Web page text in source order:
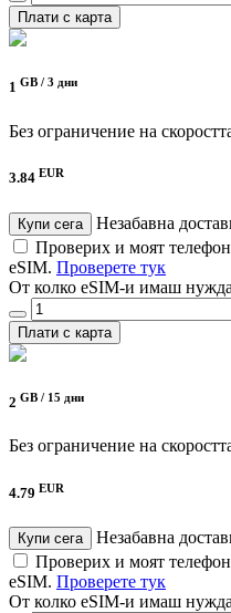
Плати с карта
1 GB / 3 дни
Без ограничение на
3.84 EUR
Купи сега
Незабавна
Проверих и моят
eSIM. Проверете тук
От колко eSIM-и имаш
Плати с карта
2 GB / 15 дни
Без ограничение на
4.79 EUR
Купи сега
Незабавна
Проверих и моят
eSIM. Проверете тук
От колко eSIM-и имаш